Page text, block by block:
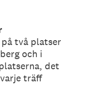
två platser
och i
det
träff